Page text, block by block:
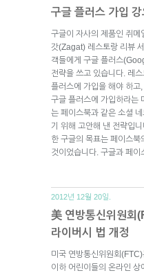
구글 플러스 가입
구글이 자사의 제품인 쥐
갓(Zagat) 레스토랑 리뷰
객들에게 구글 플러스
전략을 쓰고 있습니다. 레
플러스에 가입을 해야 하고
구글 플러스에 가입하라는
는 페이스북과 같은 소셜
기 위해 고안해 낸 전략입
한 구글의 목표는 페이스
것이었습니다. 구글과 페이
2012년 12월 20일.
美 연방통신위원회
라이버시 법 개정
미국 연방통신위원회
이하 어린이들의 온라인 상